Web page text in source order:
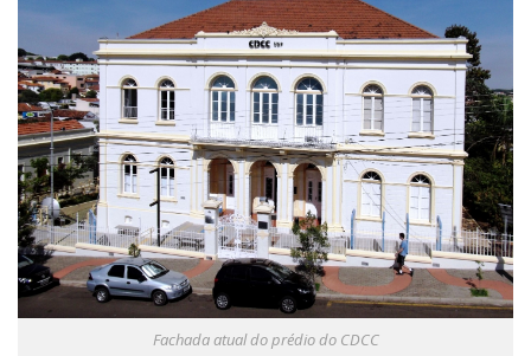
Fachada atual do prédio do CDCC